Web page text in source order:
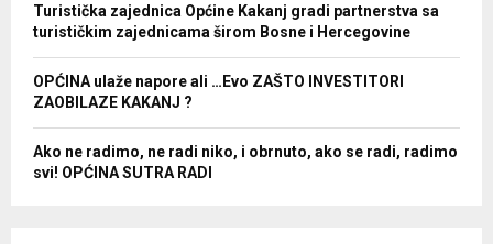
Turistička zajednica Općine Kakanj gradi partnerstva sa
turističkim zajednicama širom Bosne i Hercegovine
OPĆINA ulaže napore ali …Evo ZAŠTO INVESTITORI
ZAOBILAZE KAKANJ ?
Ako ne radimo, ne radi niko, i obrnuto, ako se radi, radimo
svi! OPĆINA SUTRA RADI